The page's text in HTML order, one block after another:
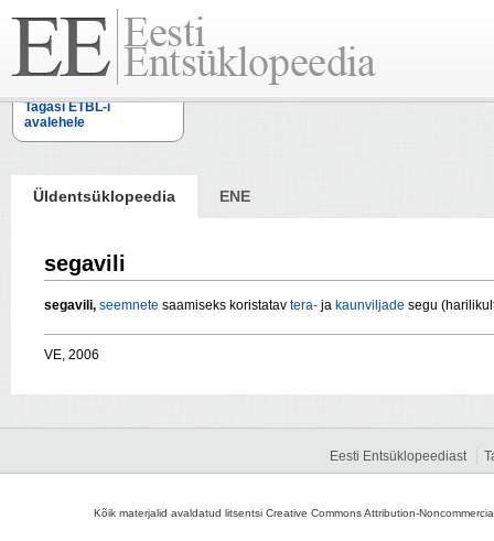
Tagasi ETBL-i
avalehele
Üldentsüklopeedia ENE
segavili
segavili, seemnete saamiseks koristatav tera- ja kaunviljade segu
VE, 2006
Eesti Entsüklopeediast
Kõik materjalid avaldatud litsentsi Creative Commons Attribution-